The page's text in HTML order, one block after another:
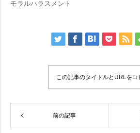
モラルハラスメント
この記事のタイトルとURLをコ
前の記事